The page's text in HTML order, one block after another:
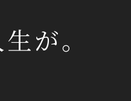
が。